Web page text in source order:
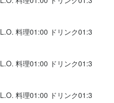
料理01:00 ドリンク01:3
料理01:00 ドリンク01:3
料理01:00 ドリンク01:3